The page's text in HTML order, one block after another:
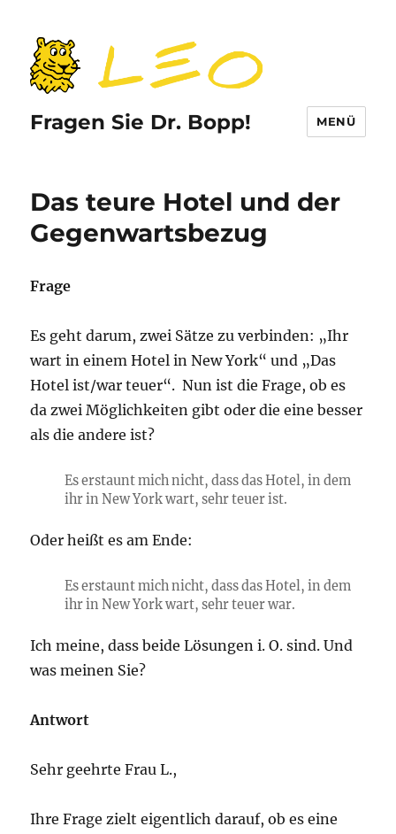
Fragen Sie Dr. Bopp! MENÜ
Das teure Hotel und der
Gegenwartsbezug
Frage
Es geht darum, zwei Sätze zu verbinden: „Ihr
wart in einem Hotel in New York“ und „Das
Hotel ist/war teuer“. Nun ist die Frage, ob es
da zwei Möglichkeiten gibt oder die eine besser
als die andere ist?
Es erstaunt mich nicht, dass das Hotel, in dem
ihr in New York wart, sehr teuer ist.
Oder heißt es am Ende:
Es erstaunt mich nicht, dass das Hotel, in dem
ihr in New York wart, sehr teuer war.
Ich meine, dass beide Lösungen i. O. sind. Und
was meinen Sie?
Antwort
Sehr geehrte Frau L.,
Ihre Frage zielt eigentlich darauf, ob es eine